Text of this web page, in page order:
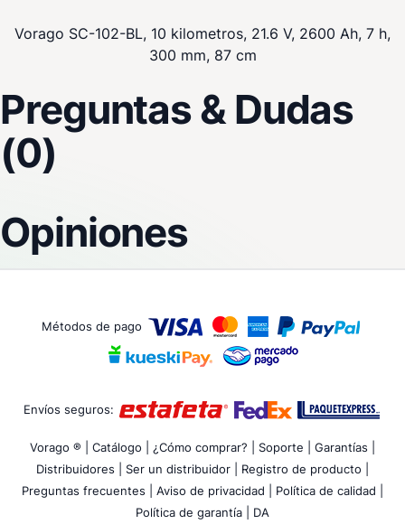
Vorago SC-102-BL, 10 kilometros, 21.6 V, 2600 Ah, 7 h,
300 mm, 87 cm
Preguntas & Dudas
(0)
Opiniones
Métodos de pago
Envíos seguros:
Vorago ® | Catálogo | ¿Cómo comprar? | Soporte |
Garantías |
Distribuidores |
Ser un distribuidor |
Registro de producto |
Preguntas frecuentes |
Aviso de privacidad |
Política de calidad |
Política de garantía |
DA